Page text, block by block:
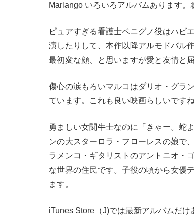
Marlango いろいろアルバムあります。
ピュアすぎる看護士ベニグノ役はハビ
演したりして、本作以降アルモドバル
最初変な顔、と思いますが愛と友情と
傷心の涙もろいマルコはダリオ・グラ
ています。これも良い映画らしいですね
勇ましい女闘牛士なのに「きゃー。蛇
ンの大スターロラ・フローレスの娘で
ラメンコ・ギタリストのアントニオ・
な世界の住民です。子役の頃から女優
ます。
iTunes Store（J)では最新アルバムだけ